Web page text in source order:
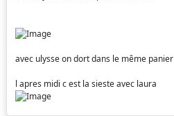
avec ulysse on dort dans le même panier
l apres midi c est la sieste avec laura